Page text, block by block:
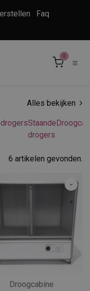
Faq
0
Alles bekijken
Staande
drogers
6 artikelen gevonden.
Droogcabine